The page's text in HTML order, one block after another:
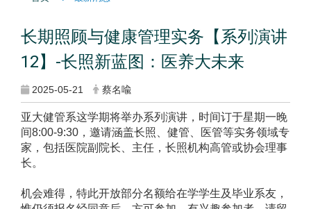
长期照顾与健康管理实务【系列演讲
12】-长照新蓝图：医养大未来
2025-05-21 蔡名喩
亚大健管系这学期将举办系列演讲，时间订于星期一晚
间8:00-9:30，邀请涵盖长照、健管、医管等实务领域专
家，包括医院副院长、主任，长照机构高管或协会理事
长。
机会难得，特此开放部分名额给在学学生及毕业系友，